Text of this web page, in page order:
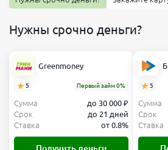
Нужны срочно деньги?
Greenmoney
5 Первый займ 0%
Сумма
до 30 000 ₽
Срок
до 21 дней
Ставка
от 0.8%
5
Сумма
Срок
Ставка